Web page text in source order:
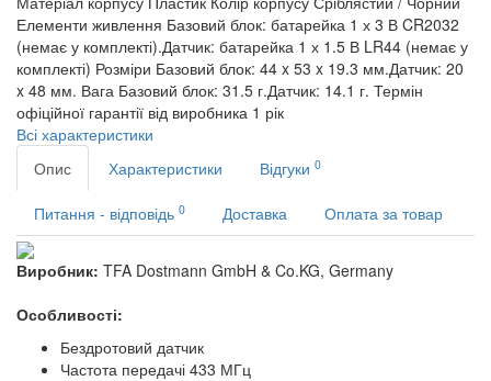
Елементи живлення Базовий блок: батарейка 1 х 3 В CR2032
(немає у комплекті).Датчик: батарейка 1 х 1.5 В LR44 (немає у
комплекті) Розміри Базовий блок: 44 x 53 x 19.3 мм.Датчик: 20
x 48 мм. Вага Базовий блок: 31.5 г.Датчик: 14.1 г. Термін
офіційної гарантії від виробника 1 рік
Всі характеристики
Опис
Характеристики Відгуки 0
Питання - відповідь 0 Доставка Оплата за товар
Виробник: TFA Dostmann GmbH & Co.KG, Germany
Особливості:
Бездротовий датчик
Частота передачі 433 МГц